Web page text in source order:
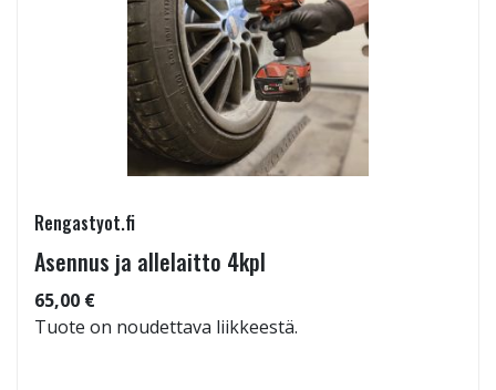
Rengastyot.fi
Asennus ja allelaitto 4kpl
65,00 €
Tuote on noudettava liikkeestä.